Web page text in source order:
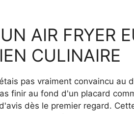
AIR FRYER
CULINAIRE
pas vraiment convaincu au
finir au fond d'un placard
dès le premier regard.